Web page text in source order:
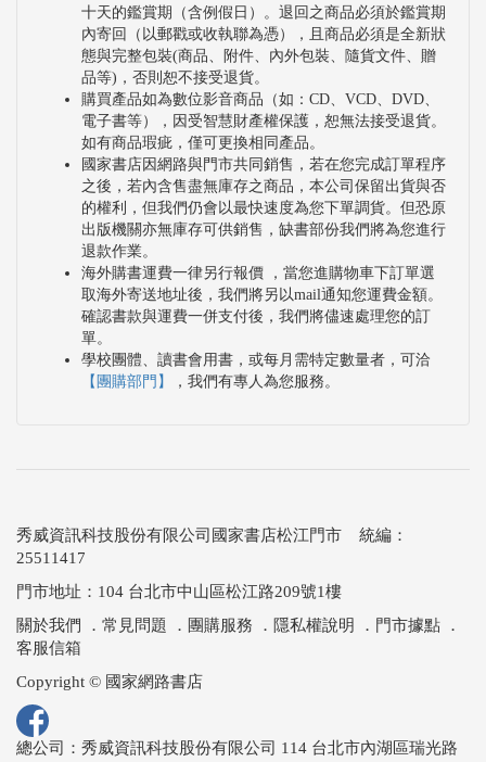
十天的鑑賞期（含例假日）。退回之商品必須於鑑賞期
內寄回（以郵戳或收執聯為憑），且商品必須是全新狀
態與完整包裝(商品、附件、內外包裝、隨貨文件、贈
品等)，否則恕不接受退貨。
購買產品如為數位影音商品（如：CD、VCD、DVD、
電子書等），因受智慧財產權保護，恕無法接受退貨。
如有商品瑕疵，僅可更換相同產品。
國家書店因網路與門市共同銷售，若在您完成訂單程序
之後，若內含售盡無庫存之商品，本公司保留出貨與否
的權利，但我們仍會以最快速度為您下單調貨。但恐原
出版機關亦無庫存可供銷售，缺書部份我們將為您進行
退款作業。
海外購書運費一律另行報價 ，當您進購物車下訂單選
取海外寄送地址後，我們將另以mail通知您運費金額。
確認書款與運費一併支付後，我們將儘速處理您的訂
單。
學校團體、讀書會用書，或每月需特定數量者，可洽
【團購部門】
，我們有專人為您服務。
秀威資訊科技股份有限公司國家書店松江門市 統編：
25511417
門市地址：104 台北市中山區松江路209號1樓
關於我們
． 常見問題 ． 團購服務 ． 隱私權說明 ． 門市據點 ．
客服信箱
Copyright © 國家網路書店
總公司：秀威資訊科技股份有限公司 114 台北市內湖區瑞光路